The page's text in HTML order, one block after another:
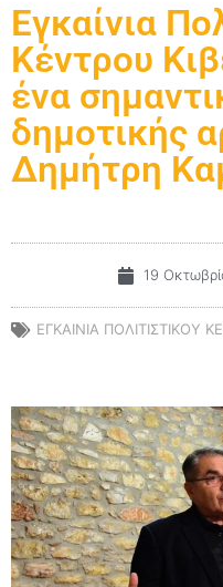
Εγκαίνια
Κέντρου
ένα
δημοτικής
Δημήτρη
19
ΕΓΚΑΊΝΙΑ ΠΟΛΙΤΙΣΤΙΚΟΎ